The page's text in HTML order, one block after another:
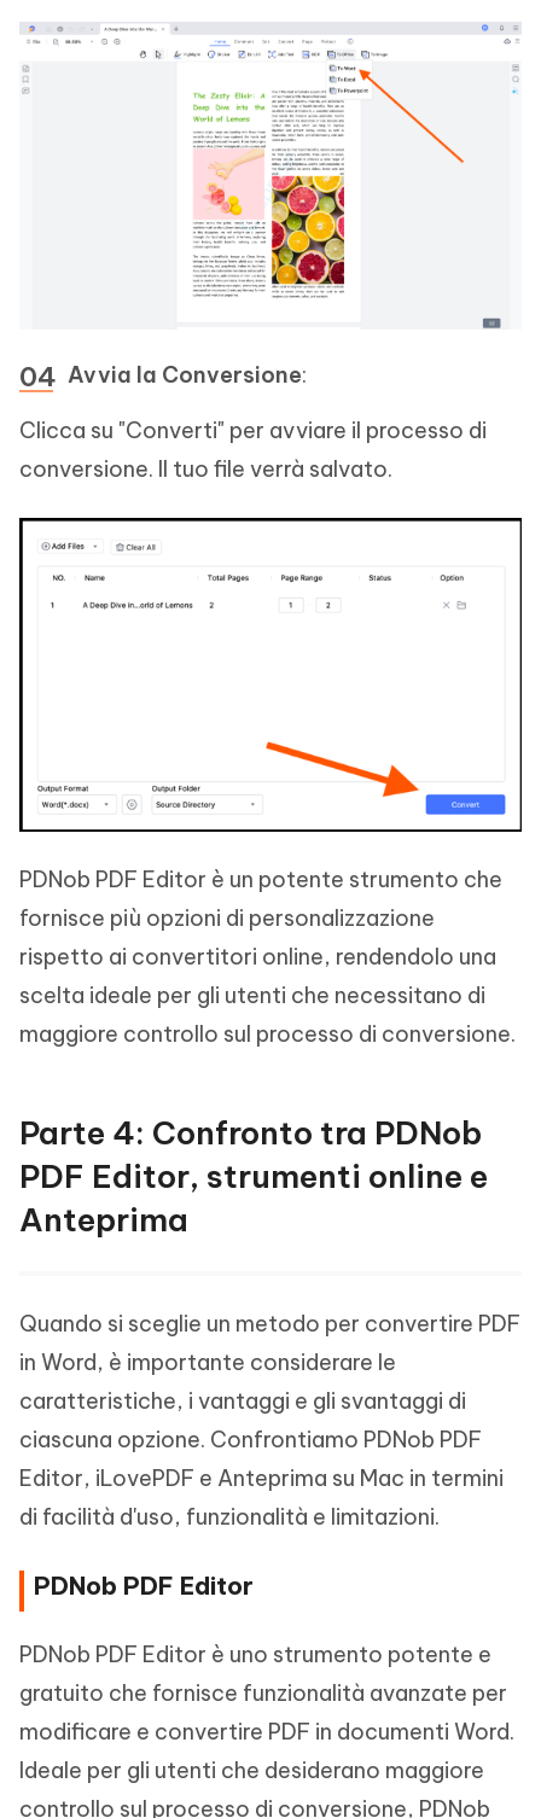
Avvia la Conversione:
Clicca su "Converti" per avviare il processo di
conversione. Il tuo file verrà salvato.
PDNob PDF Editor è un potente strumento che
fornisce più opzioni di personalizzazione
rispetto ai convertitori online, rendendolo una
scelta ideale per gli utenti che necessitano di
maggiore controllo sul processo di conversione.
Parte 4: Confronto tra PDNob
PDF Editor, strumenti online e
Anteprima
Quando si sceglie un metodo per convertire PDF
in Word, è importante considerare le
caratteristiche, i vantaggi e gli svantaggi di
ciascuna opzione. Confrontiamo PDNob PDF
Editor, iLovePDF e Anteprima su Mac in termini
di facilità d'uso, funzionalità e limitazioni.
PDNob PDF Editor
PDNob PDF Editor è uno strumento potente e
gratuito che fornisce funzionalità avanzate per
modificare e convertire PDF in documenti Word.
Ideale per gli utenti che desiderano maggiore
controllo sul processo di conversione, PDNob